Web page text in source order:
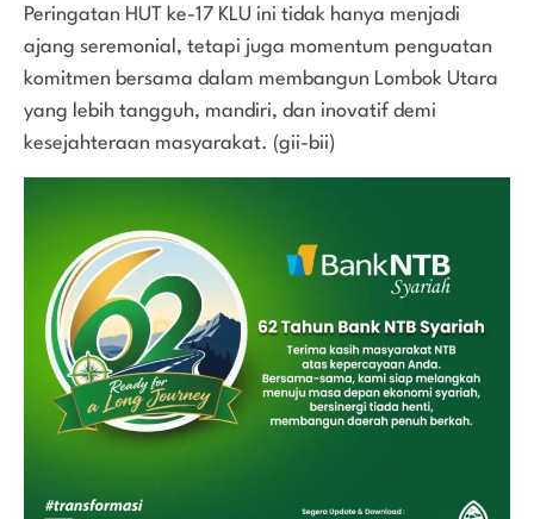
Peringatan HUT ke-17 KLU ini tidak hanya menjadi
ajang seremonial, tetapi juga momentum penguatan
komitmen bersama dalam membangun Lombok Utara
yang lebih tangguh, mandiri, dan inovatif demi
kesejahteraan masyarakat. (gii-bii)